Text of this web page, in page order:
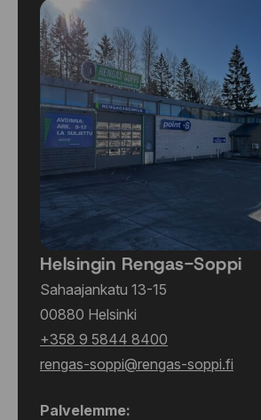
Helsingin Rengas-Soppi
Sahaajankatu 13-15
00880 Helsinki
+358 9 5844 8400
rengas-soppi@rengas-soppi.fi
Palvelemme: